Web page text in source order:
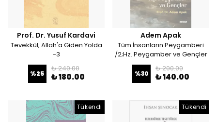
Prof. Dr. Yusuf Kardavi
Tevekkül; Allah'a Giden Yolda
-3
%25
₺ 240.00
₺ 180.00
Adem Apak
Tüm İnsanların Peygamberi
/2;Hz. Peygamber ve Gençler
%30
₺ 200.00
₺ 140.00
Tükendi Tükendi